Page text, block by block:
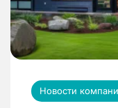
Новости